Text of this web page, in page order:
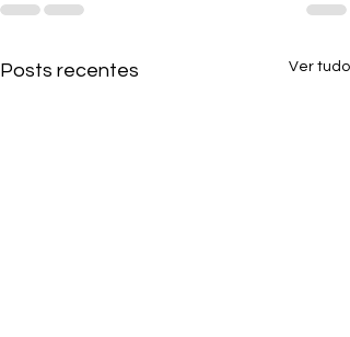
Posts recentes Ver tudo